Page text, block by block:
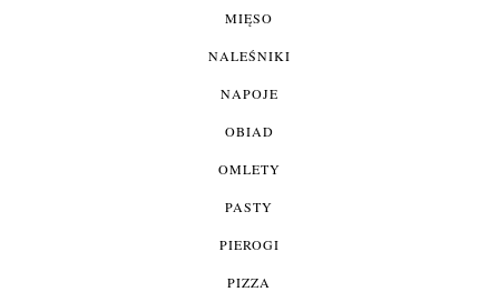
MIĘSO
NALEŚNIKI
NAPOJE
OBIAD
OMLETY
PASTY
PIEROGI
PIZZA